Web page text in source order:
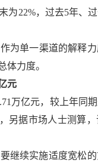
为22%，过去5年、
为单一渠道的解释
体力度。
元
万亿元，较上年同
另据市场人士测算
继续实施适度宽松